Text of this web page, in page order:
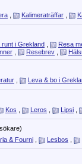
Kalimeraträffar
runt i Grekland
Resa
Resebrev
Leva & bo i
Kos Leros Lipsi
& Fourni Lesbos